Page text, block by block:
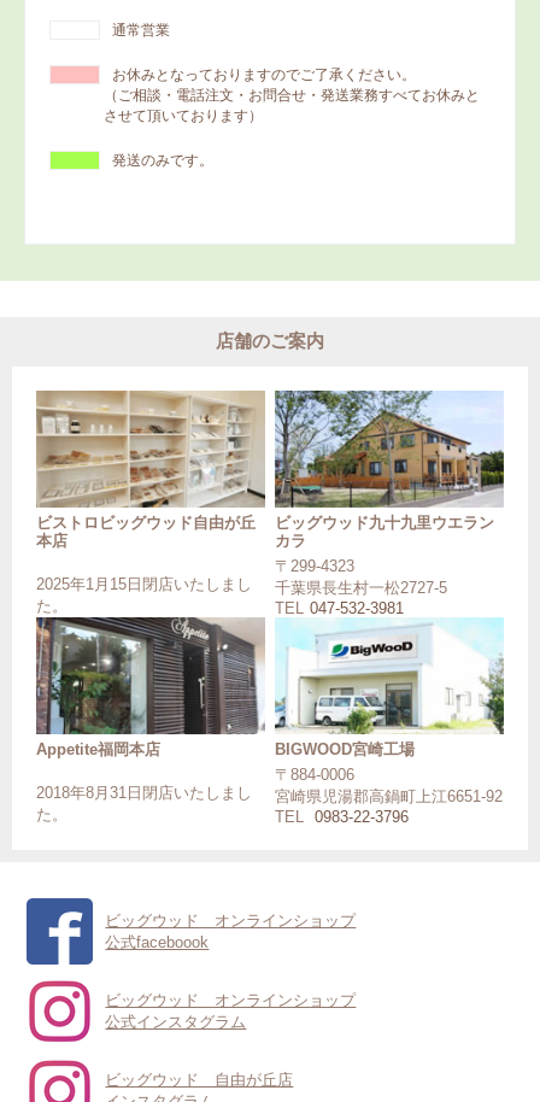
通常営業
お休みとなっておりますのでご了承ください。
（ご相談・電話注文・お問合せ・発送業務すべてお休みと
させて頂いております）
発送のみです。
店舗のご案内
ビストロビッグウッド自由が丘
本店
2025年1月15日閉店いたしまし
た。
ビッグウッド九十九里ウエラン
カラ
〒299-4323
千葉県長生村一松2727-5
TEL
047-532-3981
Appetite福岡本店
2018年8月31日閉店いたしまし
た。
BIGWOOD宮崎工場
〒884-0006
宮崎県児湯郡高鍋町上江6651-92
TEL 0983-22-3796
ビッグウッド オンラインショップ
公式faceboook
ビッグウッド オンラインショップ
公式インスタグラム
ビッグウッド 自由が丘店